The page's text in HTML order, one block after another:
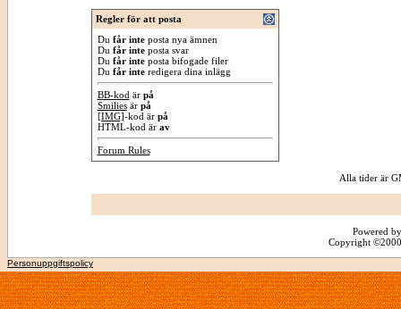
Regler för att posta
Du får inteposta nya ämnen
Du får inteposta svar
Du får inteposta bifogade filer
Du får interedigera dina inlägg
BB-kod är på
Smiliesär på
[IMG]-kod är på
HTML-kod är av
Forum Rules
Alla tider är
Powered
Copyright
Personuppgiftspolicy